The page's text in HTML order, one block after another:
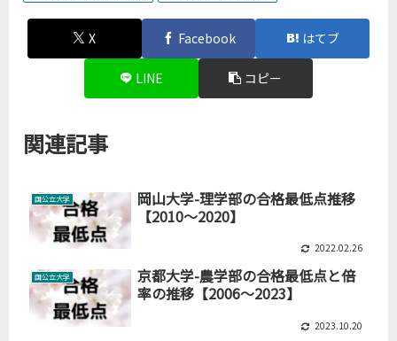
X Facebook はてブ
LINE コピー
関連記事
国公立大学
岡山大学-理学部の合格最低点推移
【2010～2020】
2022.02.26
国公立大学
京都大学-農学部の合格最低点と倍
率の推移【2006～2023】
2023.10.20